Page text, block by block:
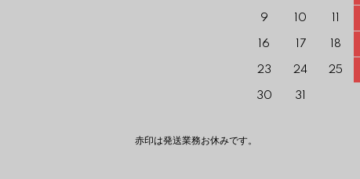
9 10
16 17 18
23 24 25
30 31
赤印は発送業務お休みです